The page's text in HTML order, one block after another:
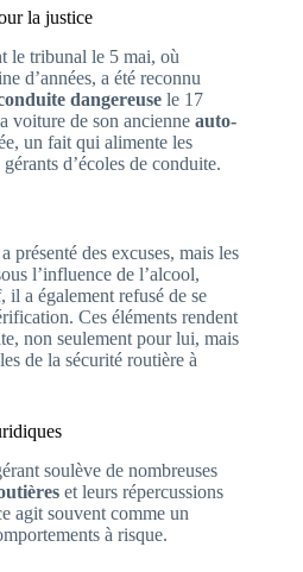
la justice
le tribunal le 5 mai, où
d’années, a été reconnu
dangereuse le 17
voiture de son ancienne auto-
un fait qui alimente les
d’écoles de conduite.
présenté des excuses, mais les
l’influence de l’alcool,
il a également refusé de se
Ces éléments rendent
non seulement pour lui, mais
de la sécurité routière à
soulève de nombreuses
et leurs répercussions
agit souvent comme un
à risque.